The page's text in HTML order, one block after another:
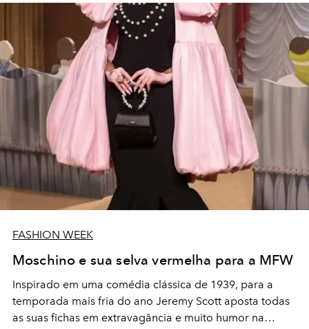
FASHION WEEK
Moschino e sua selva vermelha para a MFW
Inspirado em uma comédia clássica de 1939, para a
temporada mais fria do ano Jeremy Scott aposta todas
as suas fichas em extravagância e muito humor na